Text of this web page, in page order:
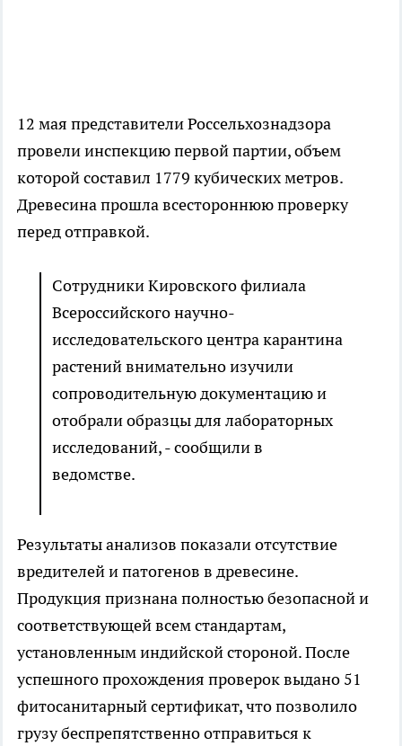
12 мая представители Россельхознадзора
провели инспекцию первой партии, объем
которой составил 1779 кубических метров.
Древесина прошла всестороннюю проверку
перед отправкой.
Сотрудники Кировского филиала
Всероссийского научно-
исследовательского центра карантина
растений внимательно изучили
сопроводительную документацию и
отобрали образцы для лабораторных
исследований, - сообщили в
ведомстве.
Результаты анализов показали отсутствие
вредителей и патогенов в древесине.
Продукция признана полностью безопасной и
соответствующей всем стандартам,
установленным индийской стороной. После
успешного прохождения проверок выдано 51
фитосанитарный сертификат, что позволило
грузу беспрепятственно отправиться к